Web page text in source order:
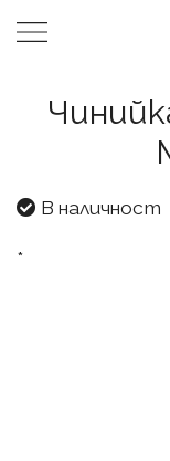
В наличност
*